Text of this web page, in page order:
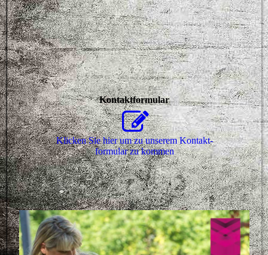
Kontaktformular
Klicken Sie hier um zu unserem Kon­takt­
for­mu­lar zu kommen